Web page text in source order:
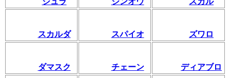
スカルダ スパイオ ズワロ
ダマスク チェーン ディアブロ